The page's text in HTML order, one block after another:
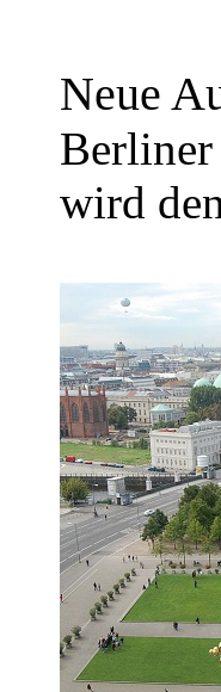
Neue
Berliner
wird